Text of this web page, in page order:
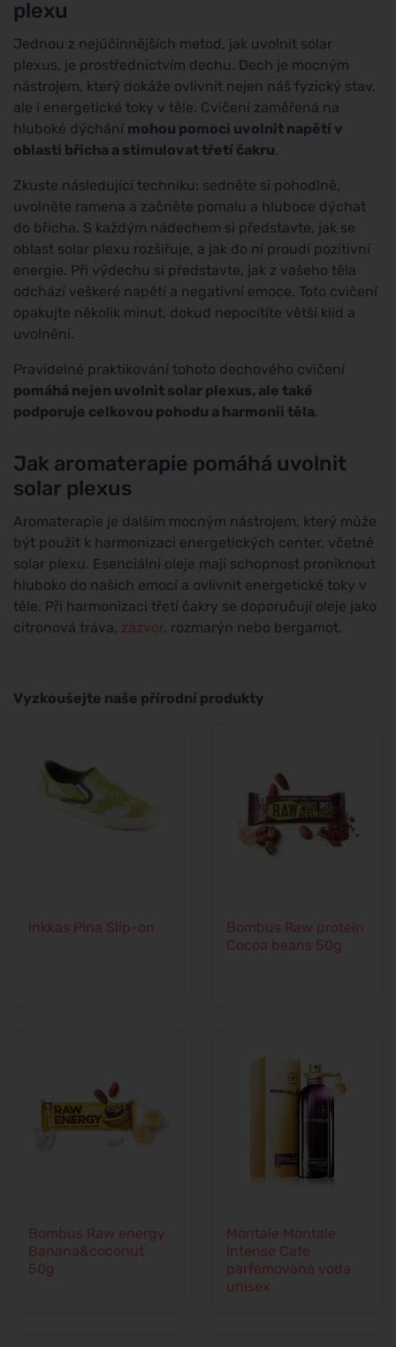
plexu
Jednou z nejúčinnějších metod, jak uvolnit solar
plexus, je prostřednictvím dechu. Dech je mocným
nástrojem, který dokáže ovlivnit nejen náš fyzický stav,
ale i energetické toky v těle. Cvičení zaměřená na
hluboké dýchání mohou pomoci uvolnit napětí v
oblasti břicha a stimulovat třetí čakru.
Zkuste následující techniku: sedněte si pohodlně,
uvolněte ramena a začněte pomalu a hluboce dýchat
do břicha. S každým nádechem si představte, jak se
oblast solar plexu rozšiřuje, a jak do ní proudí pozitivní
energie. Při výdechu si představte, jak z vašeho těla
odchází veškeré napětí a negativní emoce. Toto cvičení
opakujte několik minut, dokud nepocítíte větší klid a
uvolnění.
Pravidelné praktikování tohoto dechového cvičení
pomáhá nejen uvolnit solar plexus, ale také
podporuje celkovou pohodu a harmonii těla.
Jak aromaterapie pomáhá uvolnit
solar plexus
Aromaterapie je dalším mocným nástrojem, který může
být použit k harmonizaci energetických center, včetně
solar plexu. Esenciální oleje mají schopnost proniknout
hluboko do našich emocí a ovlivnit energetické toky v
těle. Při harmonizaci třetí čakry se doporučují oleje jako
citronová tráva, zázvor, rozmarýn nebo bergamot.
Vyzkoušejte naše přírodní produkty
Inkkas Pina Slip-on
Bombus Raw protein
Cocoa beans 50g
Bombus Raw energy
Banana&coconut
50g
Montale Montale
Intense Cafe
parfémovaná voda
unisex